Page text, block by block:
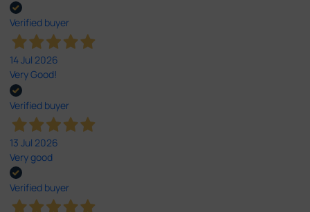
Verified buyer
14 Jul 2026
Very Good!
Verified buyer
13 Jul 2026
Very good
Verified buyer